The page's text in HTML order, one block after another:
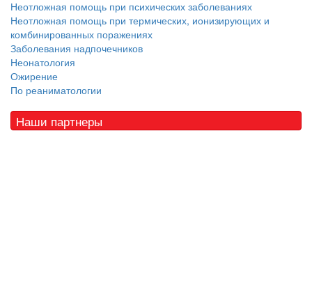
Неотложная помощь при психических заболеваниях
Неотложная помощь при термических, ионизирующих и
комбинированных поражениях
Заболевания надпочечников
Неонатология
Ожирение
По реаниматологии
Наши партнеры